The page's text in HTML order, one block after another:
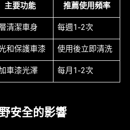
主要功能
推薦使用頻率
清潔車身
每週1-2次
和保護車漆
使用後立即清洗
車漆光澤 每月1-2次
安全的影響